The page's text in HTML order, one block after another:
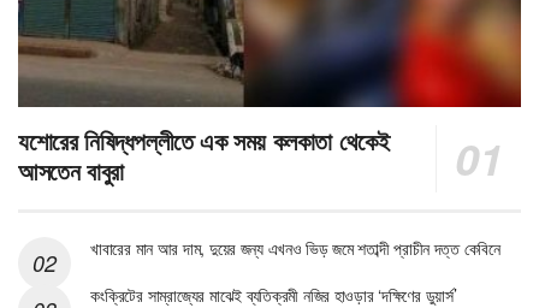
যশোরের নিষিদ্ধপল্লীতে এক সময় কলকাতা থেকেই
আসতেন বাবুরা
খাবারের মান আর দাম, দুয়ের জন্য এখনও ভিড় জমে শতাব্দী প্রাচীন দত্ত কেবিনে
কংক্রিটের সাম্রাজ্যের মাঝেই ব্যতিক্রমী নজির হাওড়ার ‘দক্ষিণের ডুয়ার্স’